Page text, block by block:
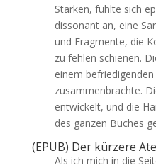
Stärken, fühlte sich
dissonant an, eine
und Fragmente, die
zu fehlen schienen.
einem
zusammenbrachte.
entwickelt, und die
des ganzen Buches
(EPUB) Der kürzere
Als ich mich in die